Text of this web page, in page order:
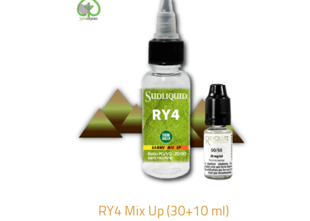
RY4 Mix Up (30+10 ml)